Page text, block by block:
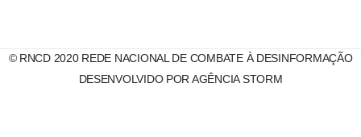
© RNCD 2020 REDE NACIONAL DE COMBATE À DESINFORMAÇÃO
DESENVOLVIDO POR AGÊNCIA STORM